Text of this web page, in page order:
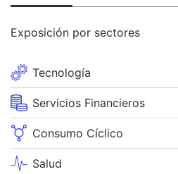
Exposición por sectores
Tecnología
Servicios Financieros
Consumo Cíclico
Salud